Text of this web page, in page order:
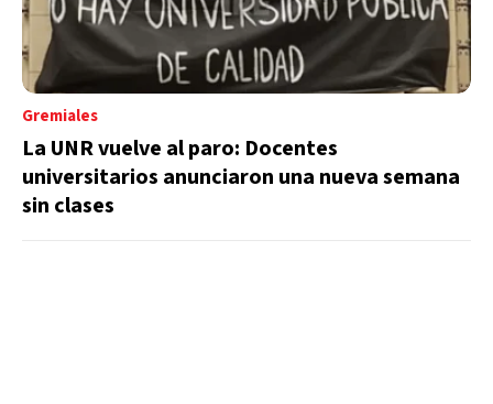
Gremiales
La UNR vuelve al paro: Docentes
universitarios anunciaron una nueva semana
sin clases